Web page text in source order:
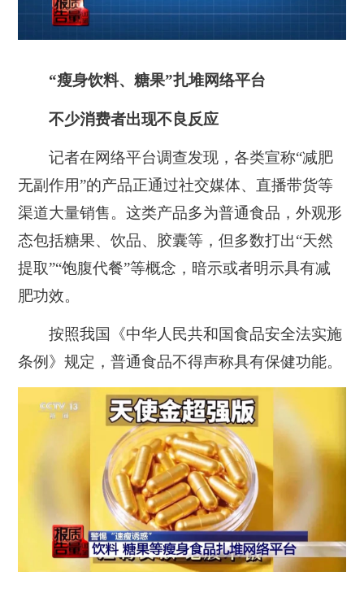
“瘦身饮料、糖果”扎堆网络平台
不少消费者出现不良反应
记者在网络平台调查发现，各类宣称“减肥
无副作用”的产品正通过社交媒体、直播带货等
渠道大量销售。这类产品多为普通食品，外观形
态包括糖果、饮品、胶囊等，但多数打出“天然
提取”“饱腹代餐”等概念，暗示或者明示具有减
肥功效。
按照我国《中华人民共和国食品安全法实施
条例》规定，普通食品不得声称具有保健功能。